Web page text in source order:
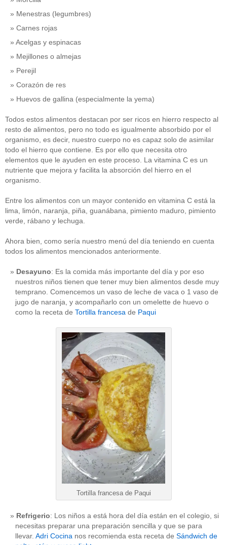
Menestras (legumbres)
Carnes rojas
Acelgas y espinacas
Mejillones o almejas
Perejil
Corazón de res
Huevos de gallina (especialmente la yema)
Todos estos alimentos destacan por ser ricos en hierro respecto al
resto de alimentos, pero no todo es igualmente absorbido por el
organismo, es decir, nuestro cuerpo no es capaz solo de asimilar
todo el hierro que contiene. Es por ello que necesita otro
elementos que le ayuden en este proceso. La vitamina C es un
nutriente que mejora y facilita la absorción del hierro en el
organismo.
Entre los alimentos con un mayor contenido en vitamina C está la
lima, limón, naranja, piña, guanábana, pimiento maduro, pimiento
verde, rábano y lechuga.
Ahora bien, como sería nuestro menú del día teniendo en cuenta
todos los alimentos mencionados anteriormente.
Desayuno: Es la comida más importante del día y por eso
nuestros niños tienen que tener muy bien alimentos desde muy
temprano. Comencemos un vaso de leche de vaca o 1 vaso de
jugo de naranja, y acompañarlo con un omelette de huevo o
como la receta de Tortilla francesa de Paqui
Tortilla francesa de Paqui
Refrigerio: Los niños a está hora del día están en el colegio, si
necesitas preparar una preparación sencilla y que se para
llevar. Adri Cocina nos recomienda esta receta de Sándwich de